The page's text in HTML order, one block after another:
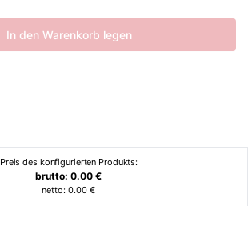
In den Warenkorb legen
Preis des konfigurierten Produkts:
brutto:0.00 €
netto:0.00 €